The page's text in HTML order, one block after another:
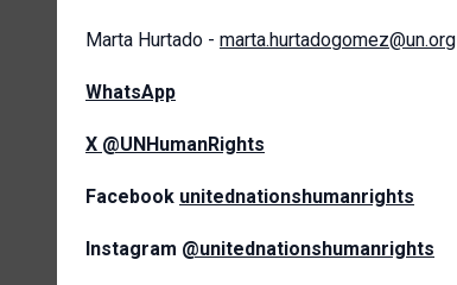
Marta Hurtado - marta.hurtadogomez@un.org
WhatsApp
X @UNHumanRights
Facebook unitednationshumanrights
Instagram @unitednationshumanrights